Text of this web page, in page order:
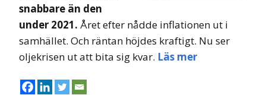
snabbare än den
under 2021. Året efter nådde inflationen ut i
samhället. Och räntan höjdes kraftigt. Nu ser
oljekrisen ut att bita sig kvar. Läs mer